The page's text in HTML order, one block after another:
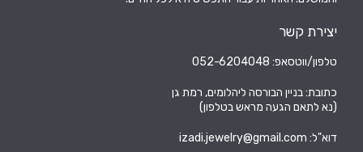
יצירת קשר
טלפון/ווטסאפ: 052-6204048
כתובת: בניין הבורסה ליהלומים, רמת גן
(נא לתאם הגעה מראש בטלפון)
דוא"ל: izadi.jewelry@gmail.com